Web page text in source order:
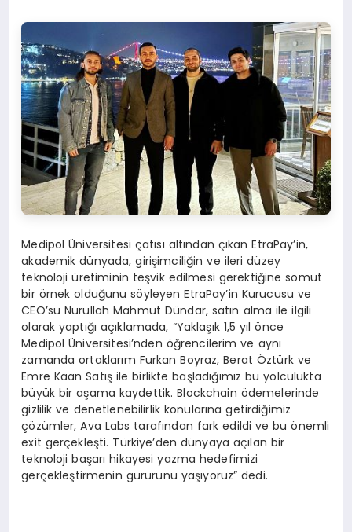
Medipol Üniversitesi çatısı altından çıkan EtraPay’in,
akademik dünyada, girişimciliğin ve ileri düzey
teknoloji üretiminin teşvik edilmesi gerektiğine somut
bir örnek olduğunu söyleyen EtraPay’in Kurucusu ve
CEO’su Nurullah Mahmut Dündar, satın alma ile ilgili
olarak yaptığı açıklamada, “Yaklaşık 1,5 yıl önce
Medipol Üniversitesi’nden öğrencilerim ve aynı
zamanda ortaklarım Furkan Boyraz, Berat Öztürk ve
Emre Kaan Satış ile birlikte başladığımız bu yolculukta
büyük bir aşama kaydettik. Blockchain ödemelerinde
gizlilik ve denetlenebilirlik konularına getirdiğimiz
çözümler, Ava Labs tarafından fark edildi ve bu önemli
exit gerçekleşti. Türkiye’den dünyaya açılan bir
teknoloji başarı hikayesi yazma hedefimizi
gerçekleştirmenin gururunu yaşıyoruz” dedi.